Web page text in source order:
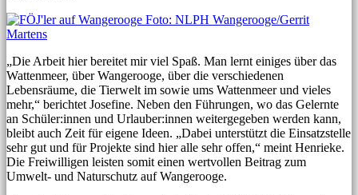
„Die Arbeit hier bereitet mir viel Spaß. Man lernt einiges über das
Wattenmeer, über Wangerooge, über die verschiedenen
Lebensräume, die Tierwelt im sowie ums Wattenmeer und vieles
mehr,“ berichtet Josefine. Neben den Führungen, wo das Gelernte
an Schüler:innen und Urlauber:innen weitergegeben werden kann,
bleibt auch Zeit für eigene Ideen. „Dabei unterstützt die Einsatzstelle
sehr gut und für Projekte sind hier alle sehr offen,“ meint Henrieke.
Die Freiwilligen leisten somit einen wertvollen Beitrag zum
Umwelt- und Naturschutz auf Wangerooge.